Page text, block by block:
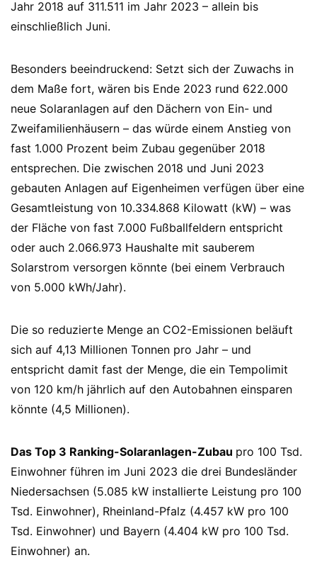
Jahr 2018 auf 311.511 im Jahr 2023 – allein bis
einschließlich Juni.
Besonders beeindruckend: Setzt sich der Zuwachs in
dem Maße fort, wären bis Ende 2023 rund 622.000
neue Solaranlagen auf den Dächern von Ein- und
Zweifamilienhäusern – das würde einem Anstieg von
fast 1.000 Prozent beim Zubau gegenüber 2018
entsprechen. Die zwischen 2018 und Juni 2023
gebauten Anlagen auf Eigenheimen verfügen über eine
Gesamtleistung von 10.334.868 Kilowatt (kW) – was
der Fläche von fast 7.000 Fußballfeldern entspricht
oder auch 2.066.973 Haushalte mit sauberem
Solarstrom versorgen könnte (bei einem Verbrauch
von 5.000 kWh/Jahr).
Die so reduzierte Menge an CO2-Emissionen beläuft
sich auf 4,13 Millionen Tonnen pro Jahr – und
entspricht damit fast der Menge, die ein Tempolimit
von 120 km/h jährlich auf den Autobahnen einsparen
könnte (4,5 Millionen).
Das Top 3 Ranking-Solaranlagen-Zubau pro 100 Tsd.
Einwohner führen im Juni 2023 die drei Bundesländer
Niedersachsen (5.085 kW installierte Leistung pro 100
Tsd. Einwohner), Rheinland-Pfalz (4.457 kW pro 100
Tsd. Einwohner) und Bayern (4.404 kW pro 100 Tsd.
Einwohner) an.